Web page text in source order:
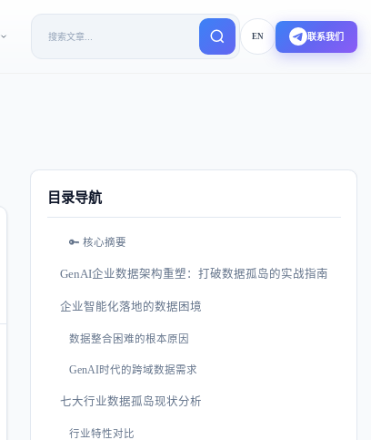
EN 联系我们
目录导航
🔑 核心摘要
GenAI企业数据架构重塑：打破数据孤岛的实战指南
企业智能化落地的数据困境
数据整合困难的根本原因
GenAI时代的跨域数据需求
七大行业数据孤岛现状分析
行业特性对比